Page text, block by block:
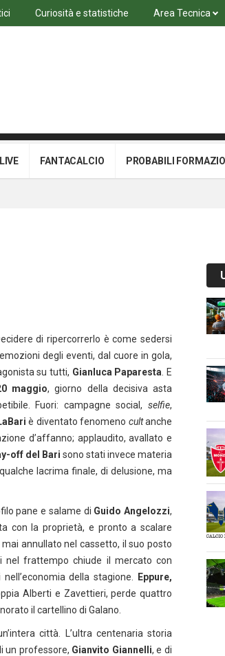
Curiosità e statistiche Area Tecnica
FANTACALCIO PROBABILI
di ripercorrerlo è come sedersi
degli eventi, dal cuore in gola,
su tutti, Gianluca Paparesta . E
maggio, giorno della decisiva asta
Fuori: campagne social, selfie,
è diventato fenomeno cultanche
d’affanno; applaudito, avallato e
off del Bari sono stati invece materia
lacrima finale, di delusione, ma
pane e salame di Guido Angelozzi,
con la proprietà, e pronto a scalare
mai annullato nel cassetto, il suo posto
nel frattempo chiude il mercato con
della stagione.
Eppure,
Alberti e Zavettieri, perde quattro
il cartellino di Galano.
città. L’ultra centenaria storia
un professore, Gianvito Giannelli, e di